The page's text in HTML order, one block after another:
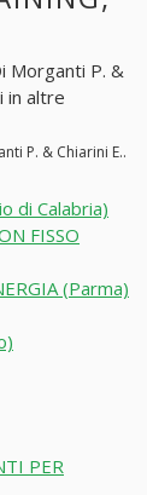
Morganti P. &
in altre
P. & Chiarini E..
di Calabria)
FISSO
(Parma)
PER